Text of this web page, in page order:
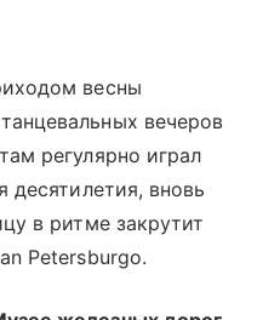
весны
вечеров
регулярно играл
десятилетия, вновь
в ритме закрутит
Petersburgo.